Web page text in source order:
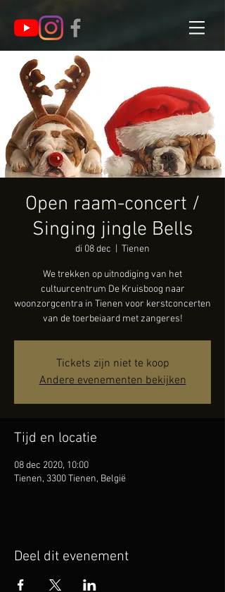
Open raam-concert /
Singing jingle Bells
di 08 dec Tienen
We trekken op uitnodiging van het
cultuurcentrum De Kruisboog naar
woonzorgcentra in Tienen voor kerstconcerten
van de toerbeiaard met zangeres!
Tickets zijn niet te koop
Andere evenementen bekijken
Tijd en locatie
08 dec 2020, 10:00
Tienen, 3300 Tienen, België
Deel dit evenement